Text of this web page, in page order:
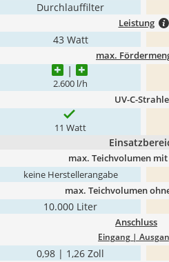
Durchlauffilter
Leistung
43 Watt
max.
2.600 l/h
UV-C-
11 Watt
max. Teichvolumen mit
keine Herstellerangabe
max. Teichvolumen
10.000 Liter
Anschluss
Eingang |
0,98 | 1,26 Zoll